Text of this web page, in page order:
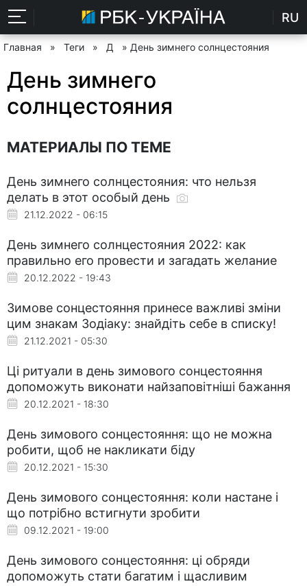
RU
Главная » Теги » Д » День зимнего солнцестояния
День зимнего
солнцестояния
МАТЕРИАЛЫ ПО ТЕМЕ
День зимнего солнцестояния: что нельзя
делать в этот особый день
21.12.2022 - 06:15
День зимнего солнцестояния 2022: как
правильно его провести и загадать желание
20.12.2022 - 19:43
Зимове сонцестояння принесе важливі зміни
цим знакам Зодіаку: знайдіть себе в списку!
21.12.2021 - 05:30
Ці ритуали в день зимового сонцестояння
допоможуть виконати найзаповітніші бажання
20.12.2021 - 18:30
День зимового сонцестояння: що не можна
робити, щоб не накликати біду
20.12.2021 - 15:30
День зимового сонцестояння: коли настане і
що потрібно встигнути зробити
09.12.2021 - 19:00
День зимового сонцестояння: ці обряди
допоможуть стати багатим і щасливим